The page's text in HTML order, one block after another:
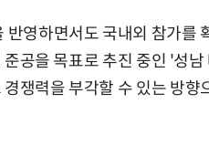
반영하면서도 국내외 참가를
공을 목표로 추진 중인 '성
쟁력을 부각할 수 있는 방